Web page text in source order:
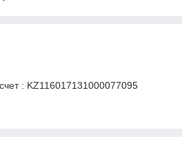
: KZ116017131000077095